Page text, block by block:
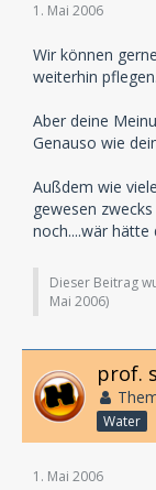
1. Mai 2006
Wir können
weiterhin
Aber deine
Genauso wie
Außdem wie
gewesen
noch....wär hätte
Dieser Beitrag
Mai 2006)
prof.
Water
1. Mai 2006